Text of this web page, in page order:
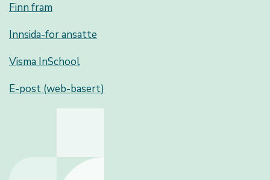
Finn fram
Innsida-for ansatte
Visma InSchool
E-post (web-basert)